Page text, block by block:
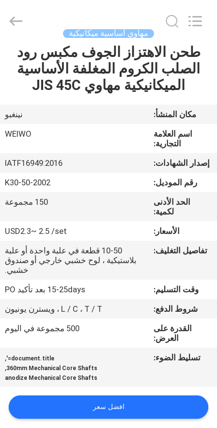
الصفحة
الرئيسية
معلومات
جولة
مراقبة
الجودة
اتصل
اقتباس
الموقع
Electromechanical
Co.,Ltd..
مهاوي أساسية ميكانيكية
طحن الاهتزاز الجوف مكبس رود
الصلب الكروم المغلفة الأساسية
الميكانيكية مهاوي JIS 45C
مكان المنشأ:
نينغبو
اسم العلامة
التجارية:
WEIWO
إصدار الشهادات:
IATF16949:2016
رقم الموديل:
K30-50-2002
الحد الأدنى
لكمية:
150 مجموعة
الأسعار:
USD2.3~ 2.5 /set
تفاصيل التغليف:
10-50 قطعة في علبة واحدة أو علبة
بلاستيكية ، لوح خشبي خارجي أو صندوق
خشبي.
وقت التسليم:
15-25days بعد تأكيد PO
شروط الدفع:
L / C ، T / T ، ويسترن يونيون
القدرة على
العرض:
500 مجموعة في اليوم
تسليط الضوء: document.title='
,
360mm Mechanical Core Shafts
,
anodize Mechanical Core Shafts
افضل سعر